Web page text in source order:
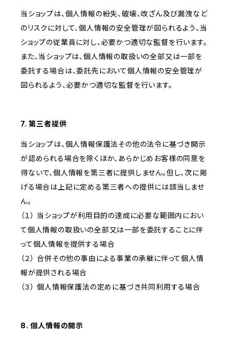
当ショップは、個人情報の紛失、破壊、改ざん及び漏洩など
のリスクに対して、個人情報の安全管理が図られるよう、当
ショップの従業員に対し、必要かつ適切な監督を行います。
また、当ショップは、個人情報の取扱いの全部又は一部を
委託する場合は、委託先において個人情報の安全管理が
図られるよう、必要かつ適切な監督を行います。
7. 第三者提供
当ショップは、個人情報保護法その他の法令に基づき開示
が認められる場合を除くほか、あらかじめお客様の同意を
得ないで、個人情報を第三者に提供しません。但し、次に掲
げる場合は上記に定める第三者への提供には該当しませ
ん。
（１） 当ショップが利用目的の達成に必要な範囲内におい
て個人情報の取扱いの全部又は一部を委託することに伴
って個人情報を提供する場合
（２） 合併その他の事由による事業の承継に伴って個人情
報が提供される場合
（３） 個人情報保護法の定めに基づき共同利用する場合
8. 個人情報の開示